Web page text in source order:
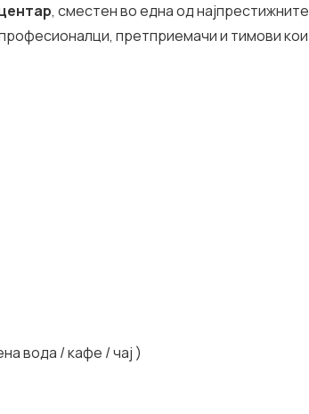
, сместен во една од најпрестижните
претприемачи и тимови кои
вода / кафе / чај )